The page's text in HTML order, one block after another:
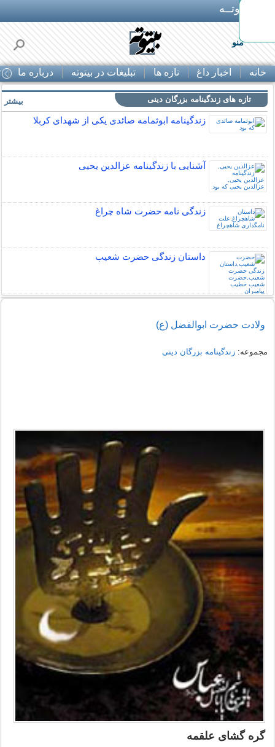
بـیتوتــه
منو
خانه اخبار داغ تازه ها تبلیغات در بیتوته درباره ما
تازه های زندگینامه بزرگان دینی
زندگینامه ابوثمامه صائدی یکی از شهدای کربلا
آشنایی با زندگینامه عزالدین یحیی
زندگی نامه حضرت شاه چراغ
داستان زندگی حضرت شعیب
بیشتر
ولادت حضرت ابوالفضل (ع)
مجموعه:زندگینامه بزرگان دینی
گره گشای علقمه